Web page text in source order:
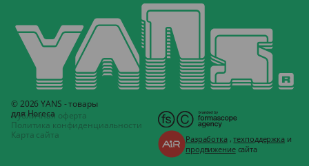
© 2026 YANS - товары
для Horeca
Публичная оферта
Политика конфиденциальности
Карта сайта
Разработка,техподдержка и
продвижениесайта